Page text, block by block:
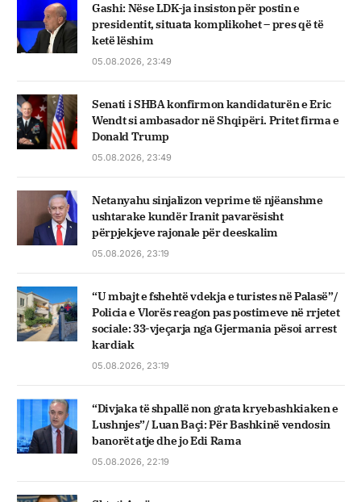
Gashi: Nëse LDK-ja insiston për postin e
presidentit, situata komplikohet – pres që të
ketë lëshim
05.08.2026, 23:49
Senati i SHBA konfirmon kandidaturën e Eric
Wendt si ambasador në Shqipëri. Pritet firma e
Donald Trump
05.08.2026, 23:49
Netanyahu sinjalizon veprime të njëanshme
ushtarake kundër Iranit pavarësisht
përpjekjeve rajonale për deeskalim
05.08.2026, 23:19
“U mbajt e fshehtë vdekja e turistes në Palasë”/
Policia e Vlorës reagon pas postimeve në rrjetet
sociale: 33-vjeçarja nga Gjermania pësoi arrest
kardiak
05.08.2026, 23:19
“Divjaka të shpallë non grata kryebashkiaken e
Lushnjes”/ Luan Baçi: Për Bashkinë vendosin
banorët atje dhe jo Edi Rama
05.08.2026, 22:19